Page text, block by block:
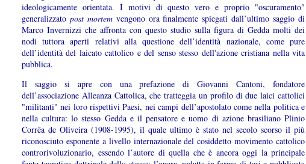
ideologicamente orientata. I motivi di questo vero e proprio "oscuramento"
generalizzato post mortemvengono ora finalmente spiegati dall’ultimo saggio di
Marco Invernizzi che affronta con questo studio sulla figura di Gedda molti dei
nodi tuttora aperti relativi alla questione dell’identità nazionale, come pure
dell’identità del laicato cattolico e del senso stesso dell'azione cristiana nella vita
pubblica.
Il saggio si apre con una prefazione di Giovanni Cantoni, fondatore
dell’associazione Alleanza Cattolica, che tratteggia un profilo di due laici cattolici
"militanti" nei loro rispettivi Paesi, nei campi dell’apostolato come nella politica e
nella cultura: lo stesso Gedda e il pensatore e uomo di azione brasiliano Plinio
Corrêa de Oliveira (1908-1995), il quale ultimo è stato nel secolo scorso il più
riconosciuto esponente a livello internazionale del cosiddetto movimento cattolico
controrivoluzionario, essendo l’autore di quella che è ancora oggi la principale